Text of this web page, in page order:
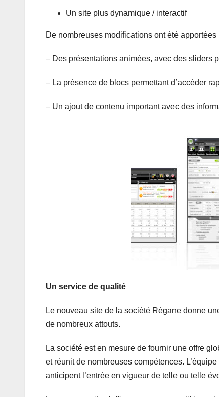
Un site plus dynamique / interactif
De nombreuses modifications ont été
– Des présentations animées, avec des sliders
– La présence de blocs permettant d’accéder
– Un ajout de contenu important avec des
Un service de qualité
Le nouveau site de la société Régane donne
de nombreux attouts.
La société est en mesure de fournir une offre
et réunit de nombreuses compétences.
anticipent l’entrée en vigueur de telle ou telle